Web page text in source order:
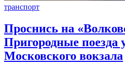
транспорт
Проснись на
Пригородные поезда
Московского вокзала